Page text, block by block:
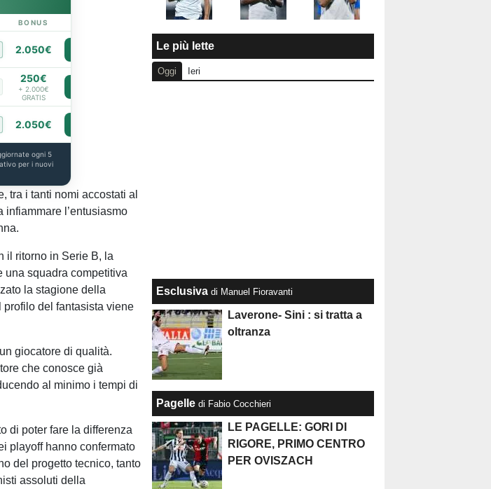
BONUS
2.050€
250€
+ 2.000€
GRATIS
2.050€
ogni 5
per i nuovi
tra i tanti nomi accostati al
infiammare l’entusiasmo
il ritorno in Serie B, la
una squadra competitiva
la stagione della
profilo del fantasista viene
giocatore di qualità.
che conosce già
al minimo i tempi di
di poter fare la differenza
playoff hanno confermato
del progetto tecnico, tanto
assoluti della
Le più lette
Oggi Ieri
Esclusiva di Manuel Fioravanti
Laverone- Sini : si tratta a
oltranza
Pagelle di Fabio Cocchieri
LE PAGELLE: GORI DI
RIGORE, PRIMO CENTRO
PER OVISZACH